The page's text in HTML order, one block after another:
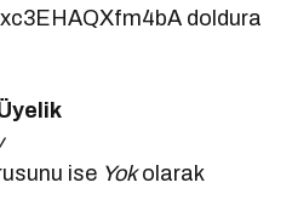
doldura
ise Yokolarak